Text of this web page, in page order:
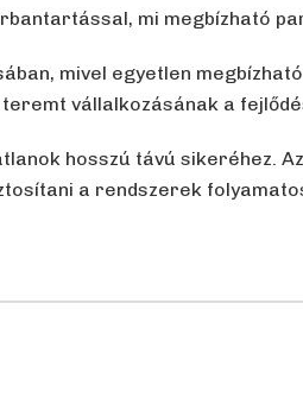
mi megbízható
mivel egyetlen
vállalkozásának a
hosszú távú sikeréhez.
a rendszerek